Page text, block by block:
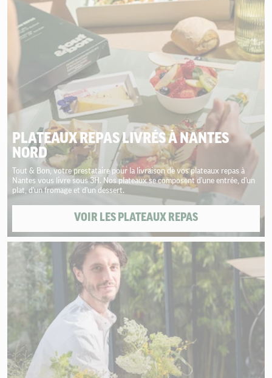
PLATEAUX REPAS LIVRÉS À NANTES
NORD
Tout & Bon, votre prestataire pour la livraison de vos plateaux repas à
Nantes vous livre sous 3H. Nos plateaux se composent d'une entrée, d'un
plat, d'un fromage et d'un dessert.
VOIR LES PLATEAUX REPAS